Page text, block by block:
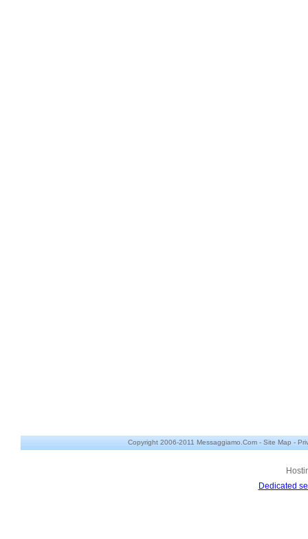
Copyright 2006-2011 Messaggiamo.Com - Site Map -
Dedicated